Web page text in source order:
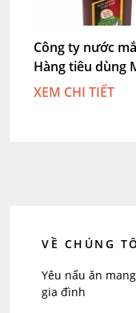
Công ty nước
Hàng tiêu dùng
XEM CHI TIẾT
VỀ CHÚNG
Yêu nấu ăn
gia đình